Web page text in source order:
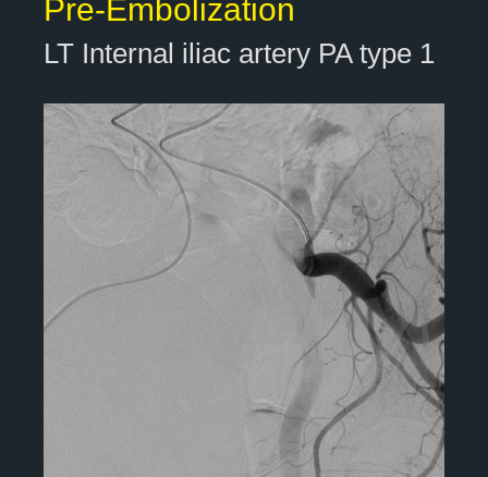
Pre-Embolization
LT Internal iliac artery PA type 1